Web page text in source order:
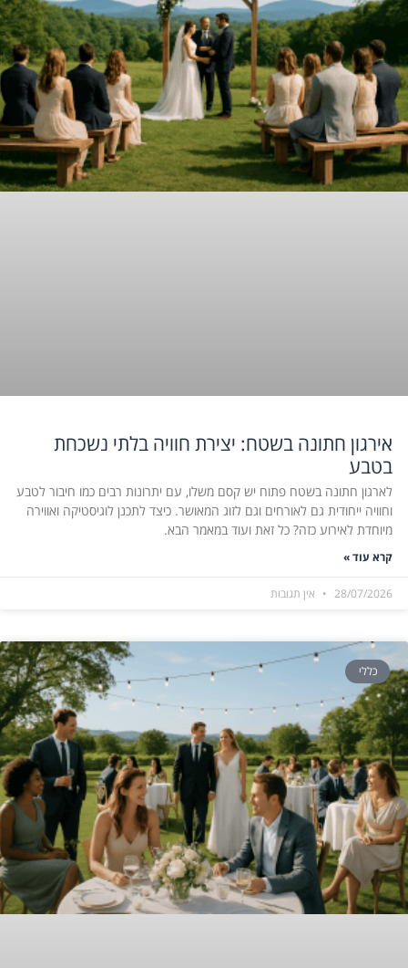
אירגון חתונה בשטח: יצירת חוויה בלתי נשכחת
בטבע
לארגון חתונה בשטח פתוח יש קסם משלו, עם יתרונות רבים כמו חיבור לטבע
וחוויה ייחודית גם לאורחים וגם לזוג המאושר. כיצד לתכנן לוגיסטיקה ואווירה
מיוחדת לאירוע כזה? כל זאת ועוד במאמר הבא.
קרא עוד »
28/07/2026 אין תגובות
כללי